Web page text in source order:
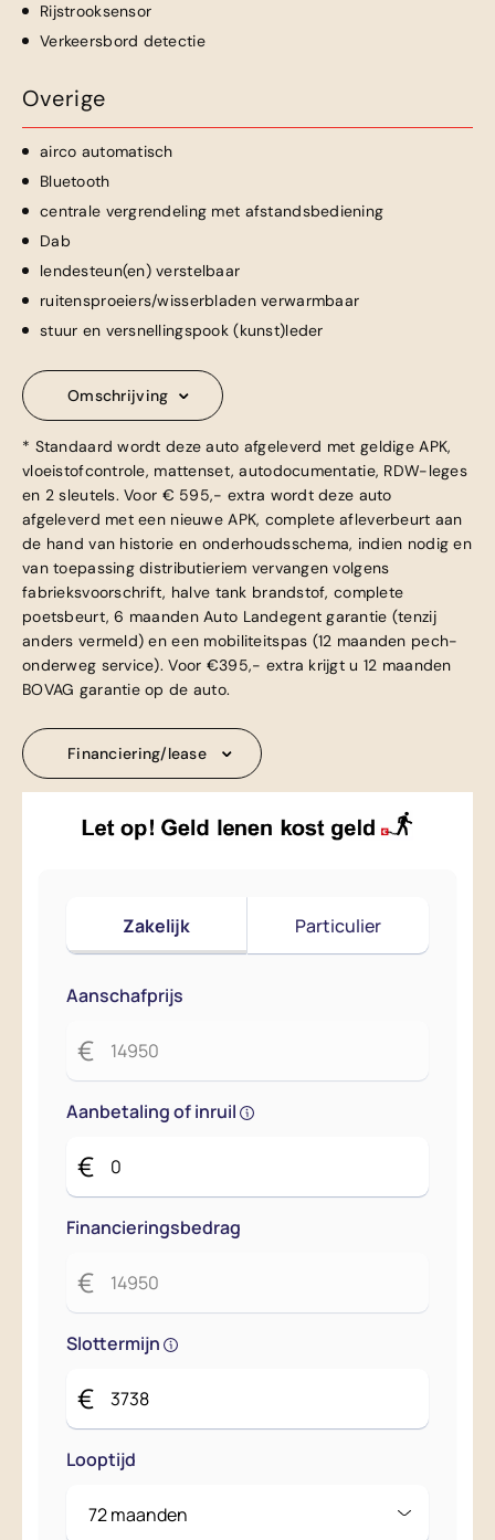
Rijstrooksensor
Verkeersbord detectie
Overige
airco automatisch
Bluetooth
centrale vergrendeling met afstandsbediening
Dab
lendesteun(en) verstelbaar
ruitensproeiers/wisserbladen verwarmbaar
stuur en versnellingspook (kunst)leder
Omschrijving
* Standaard wordt deze auto afgeleverd met geldige APK,
vloeistofcontrole, mattenset, autodocumentatie, RDW-leges
en 2 sleutels. Voor € 595,- extra wordt deze auto
afgeleverd met een nieuwe APK, complete afleverbeurt aan
de hand van historie en onderhoudsschema, indien nodig en
van toepassing distributieriem vervangen volgens
fabrieksvoorschrift, halve tank brandstof, complete
poetsbeurt, 6 maanden Auto Landegent garantie (tenzij
anders vermeld) en een mobiliteitspas (12 maanden pech-
onderweg service). Voor €395,- extra krijgt u 12 maanden
BOVAG garantie op de auto.
Financiering/lease